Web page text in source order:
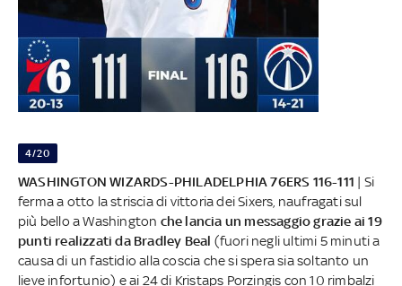
4/20
WASHINGTON WIZARDS-PHILADELPHIA 76ERS 116-111 | Si
ferma a otto la striscia di vittoria dei Sixers, naufragati sul
più bello a Washington che lancia un messaggio grazie ai 19
punti realizzati da Bradley Beal (fuori negli ultimi 5 minuti a
causa di un fastidio alla coscia che si spera sia soltanto un
lieve infortunio) e ai 24 di Kristaps Porzingis con 10 rimbalzi